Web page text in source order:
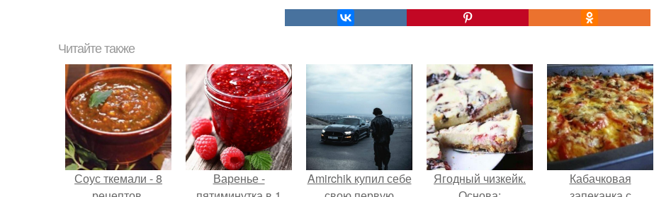
Читайте также
Соус ткемали - 8
Варенье -
Amirchik купил себе
Ягодный чизкейк.
Кабачковая